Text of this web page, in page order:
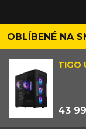
OBLÍBENÉ NA
TIGO
43